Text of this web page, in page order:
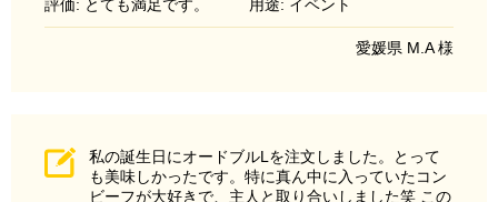
評価: とても満足です。 用途: イベント
愛媛県 M.A 様
私の誕生日にオードブルLを注文しました。とって
も美味しかったです。特に真ん中に入っていたコン
ビーフが大好きで、主人と取り合いしました笑 この